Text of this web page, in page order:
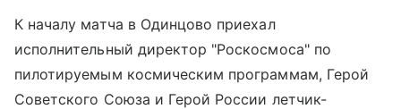
К началу матча в Одинцово приехал
исполнительный директор "Роскосмоса" по
пилотируемым космическим программам, Герой
Советского Союза и Герой России летчик-